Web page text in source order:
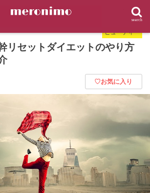
search
効果ある？体幹リセットダイエットのやり方と評判をご紹介
ビューティー
リセットダイエットのやり方
♡お気に入り